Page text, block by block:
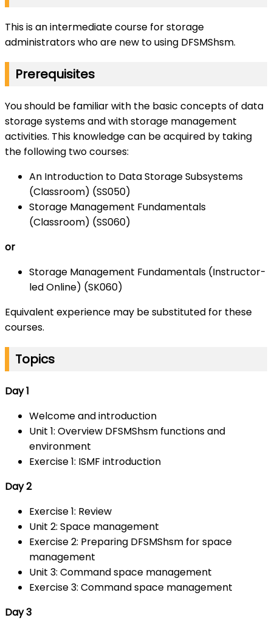
This is an intermediate course for storage
administrators who are new to using DFSMShsm.
Prerequisites
You should be familiar with the basic concepts of data
storage systems and with storage management
activities. This knowledge can be acquired by taking
the following two courses:
An Introduction to Data Storage Subsystems
(Classroom) (SS050)
Storage Management Fundamentals
(Classroom) (SS060)
or
Storage Management Fundamentals (Instructor-
led Online) (SK060)
Equivalent experience may be substituted for these
courses.
Topics
Day 1
Welcome and introduction
Unit 1: Overview DFSMShsm functions and
environment
Exercise 1: ISMF introduction
Day 2
Exercise 1: Review
Unit 2: Space management
Exercise 2: Preparing DFSMShsm for space
management
Unit 3: Command space management
Exercise 3: Command space management
Day 3